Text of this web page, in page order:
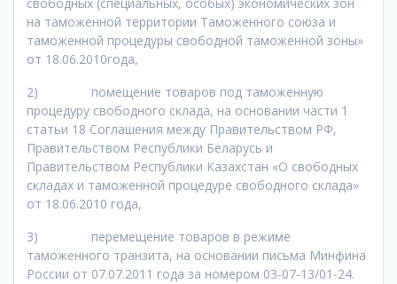
свободных (специальных, особых) экономических зон
на таможенной территории Таможенного союза и
таможенной процедуры свободной таможенной зоны»
от 18.06.2010года,
2) помещение товаров под таможенную
процедуру свободного склада, на основании части 1
статьи 18 Соглашения между Правительством РФ,
Правительством Республики Беларусь и
Правительством Республики Казахстан «О свободных
складах и таможенной процедуре свободного склада»
от 18.06.2010 года,
3) перемещение товаров в режиме
таможенного транзита, на основании письма Минфина
России от 07.07.2011 года за номером 03-07-13/01-24.